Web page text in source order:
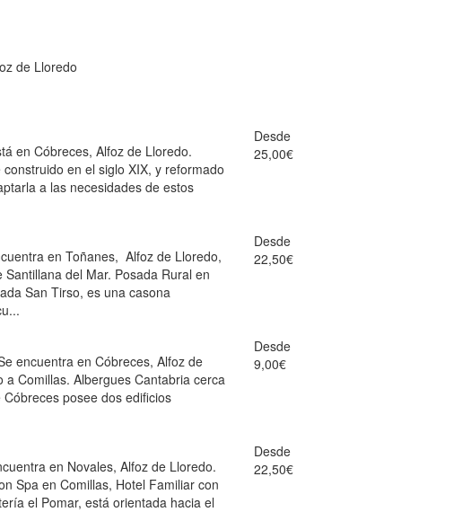
de Lloredo
en Cóbreces, Alfoz de Lloredo.
en el siglo XIX, y reformado
a las necesidades de estos
Desde
25,00€
en Toñanes, Alfoz de Lloredo,
del Mar. Posada Rural en
San Tirso, es una casona
Desde
22,50€
encuentra en Cóbreces, Alfoz de
a Comillas. Albergues Cantabria cerca
posee dos edificios
Desde
9,00€
en Novales, Alfoz de Lloredo.
Spa en Comillas, Hotel Familiar con
el Pomar, está orientada hacia el
Desde
22,50€